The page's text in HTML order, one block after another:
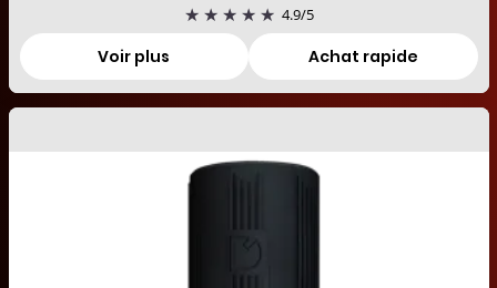
4.9/5
Voir plus Achat rapide